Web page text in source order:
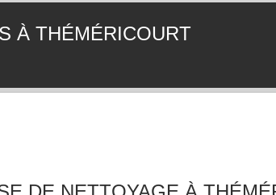
À THÉMÉRICOURT